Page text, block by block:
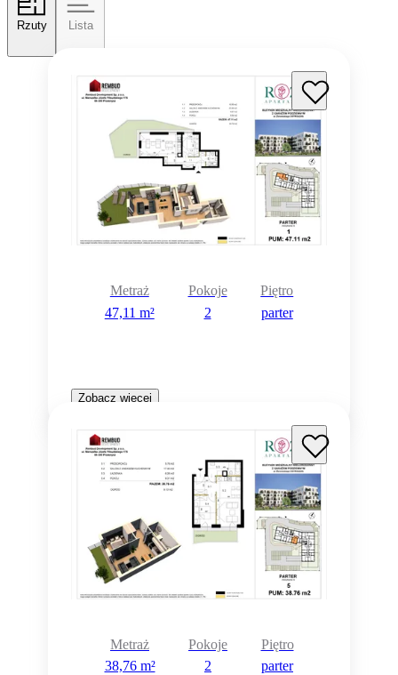
Rzuty Lista
Metraż
47,11 m²
Pokoje
2
Piętro
parter
Zobacz więcej
Metraż
38,76 m²
Pokoje
2
Piętro
parter